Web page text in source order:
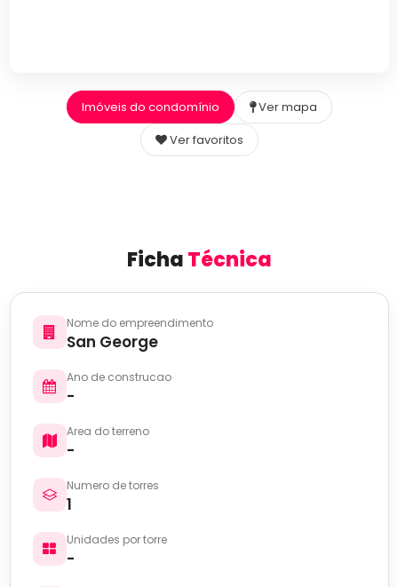
Imóveis do condomínio
Ver mapa
Ver favoritos
FichaTécnica
Nome do empreendimento
San George
Ano de construcao
-
Area do terreno
-
Numero de torres
1
Unidades por torre
-